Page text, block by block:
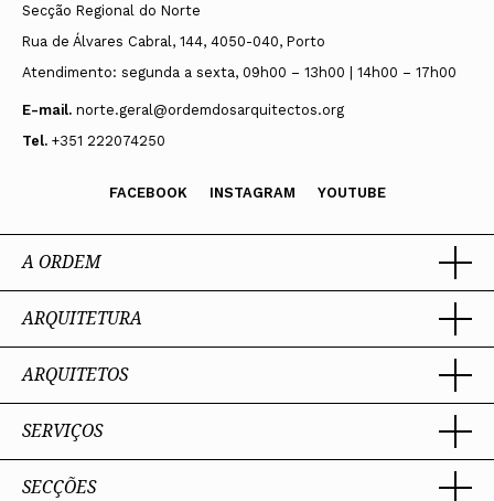
Secção Regional do Norte
Rua de Álvares Cabral, 144, 4050-040, Porto
Atendimento: segunda a sexta, 09h00 – 13h00 | 14h00 – 17h00
E-mail. norte.geral@ordemdosarquitectos.org
Tel. +351 222074250
FACEBOOK INSTAGRAM YOUTUBE
A ORDEM
Ordem dos Arquitectos
Sobre a OA
Legado
Estatuto e Regulamentos
Comissões Técnicas
Membros Honorários
ARQUITETURA
Trabalhar com Arquiteto
Porquê um Arquiteto
Boas práticas
ARQUITETOS
Portal dos Arquitectos
Sobre o Portal
SERVIÇOS
Encomenda
SECÇÕES